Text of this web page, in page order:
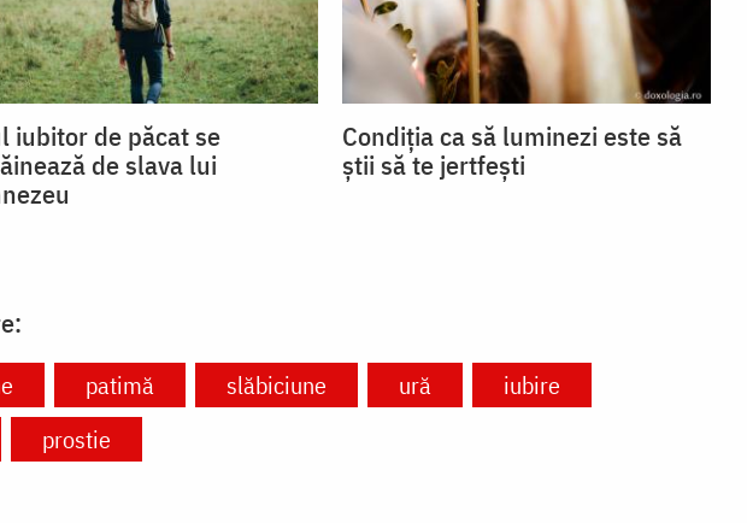
iubitor de păcat se
de slava lui
Condiția ca să luminezi este să
știi să te jertfești
patimă slăbiciune ură
iubire
prostie